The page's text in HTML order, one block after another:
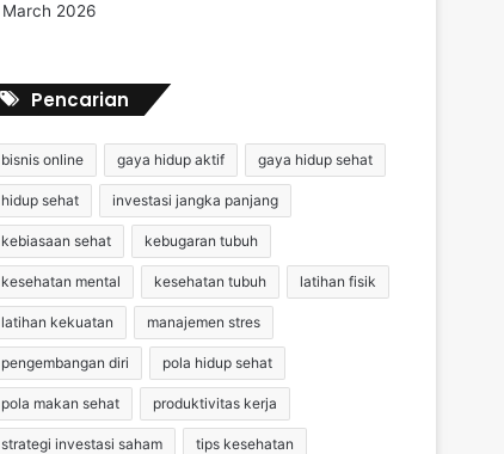
March 2026
Pencarian
bisnis online gaya hidup aktif gaya hidup sehat
hidup sehat investasi jangka panjang
kebiasaan sehat kebugaran tubuh
kesehatan mental kesehatan tubuh latihan fisik
latihan kekuatan manajemen stres
pengembangan diri pola hidup sehat
pola makan sehat produktivitas kerja
strategi investasi saham tips kesehatan